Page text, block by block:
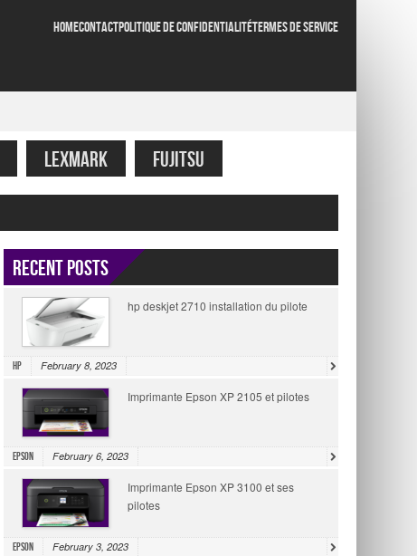
HOMECONTACTPOLITIQUE DE CONFIDENTIALITÉTERMES DE SERVICE
LEXMARK FUJITSU
Recent Posts
hp deskjet 2710 installation du pilote
HP February 8, 2023
Imprimante Epson XP 2105 et pilotes
Epson February 6, 2023
Imprimante Epson XP 3100 et ses
pilotes
Epson February 3, 2023